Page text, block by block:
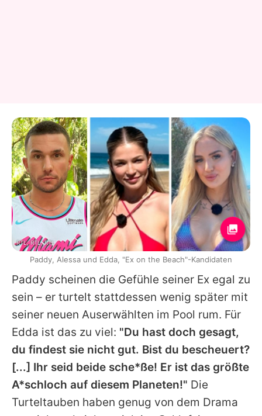
Paddy scheinen die Gefühle seiner Ex egal zu
sein – er turtelt stattdessen wenig später mit
seiner neuen Auserwählten im Pool rum. Für
Edda ist das zu viel: "Du hast doch gesagt,
du findest sie nicht gut. Bist du bescheuert?
[...] Ihr seid beide sche*ße! Er ist das größte
A*schloch auf diesem Planeten!" Die
Turteltauben haben genug von dem Drama
RTL, RTL, RTL
Paddy, Alessa und Edda, "Ex on the Beach"-Kandidaten